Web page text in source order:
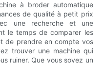
à broder automatique
de qualité à petit prix
une recherche et une
le temps de comparer les
de prendre en compte vos
trouver une machine qui
ruiner. Que vous soyez un